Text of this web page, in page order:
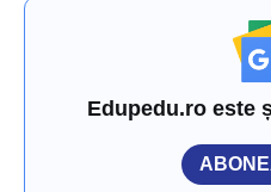
Edupedu.ro este